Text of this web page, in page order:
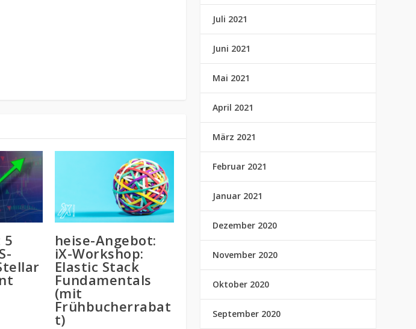
5 heise-Angebot:
iX-Workshop:
Elastic Stack
Fundamentals
(mit
Frühbucherrabat
t)
Juli 2021
Juni 2021
Mai 2021
April 2021
März 2021
Februar 2021
Januar 2021
Dezember 2020
November 2020
Oktober 2020
September 2020